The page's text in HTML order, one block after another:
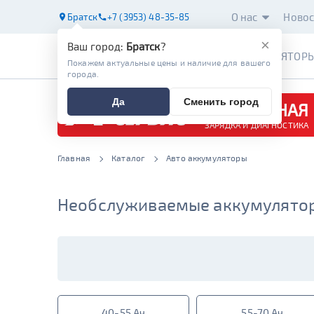
Братск +7 (3953) 48-35-85 О нас
БЕСПЛАТНАЯ
ЗАРЯДКА И ДИАГНОСТИКА
Главная Каталог Авто аккумуляторы
Необслуживаемые
×
Ваш город: Братск?
Покажем актуальные цены и наличие для вашего
города.
Да Сменить город